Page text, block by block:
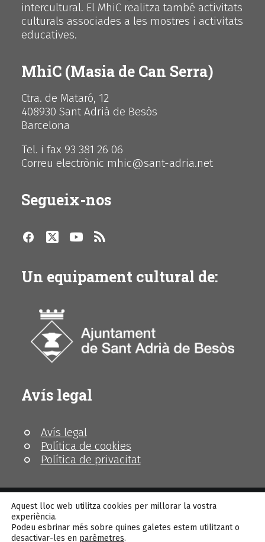
intercultural. El MhiC realitza també activitats
culturals associades a les mostres i activitats
educatives.
MhiC (Masia de Can Serra)
Ctra. de Mataró, 12
408930 Sant Adrià de Besòs
Barcelona
Tel. i fax 93 381 26 06
Correu electrònic mhic@sant-adria.net
Segueix-nos
Un equipament cultural de:
Avís legal
Avís legal
Política de cookies
Política de privacitat
© MhiC
Aquest lloc web utilitza cookies per millorar la vostra
experiència.
Podeu esbrinar més sobre quines galetes estem utilitzant o
desactivar-les en parèmetres.